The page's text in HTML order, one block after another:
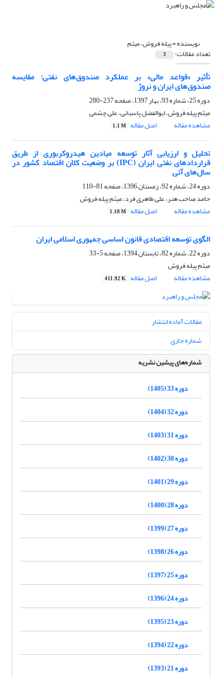
نویسنده =پیله فروش، میثم
تعداد مقالات: 3
تأثیر «قواعد مالی» بر عملکرد صندوق‌های نفتی: مقایسه
صندوق‌های ایران و نروژ
دوره 25، شماره 93، بهار 1397، صفحه
237-280
میثم پیله فروش، ابوالفضل پاسبانی، علی چشمی
مشاهده مقاله
اصل مقاله 1.1 M
تحلیل و ارزیابی آثار توسعه میادین هیدروکربوری از طریق
قراردادهای نفتی ایران (IPC) بر وضعیت کلان اقتصاد کشور در
سال‌های آتی
دوره 24، شماره 92، زمستان 1396، صفحه
81-110
حامد صاحب هنر، علی طاهری فرد، میثم پیله فروش
مشاهده مقاله
اصل مقاله 1.18 M
الگوی توسعه اقتصادی قانون اساسی جمهوری اسلامی ایران
دوره 22، شماره 82، تابستان 1394، صفحه
5-33
میثم پیله فروش
مشاهده مقاله
اصل مقاله 411.92 K
مقالات آماده انتشار
شماره جاری
شماره‌های پیشین نشریه
دوره 33 (1405)
دوره 32 (1404)
دوره 31 (1403)
دوره 30 (1402)
دوره 29 (1401)
دوره 28 (1400)
دوره 27 (1399)
دوره 26 (1398)
دوره 25 (1397)
دوره 24 (1396)
دوره 23 (1395)
دوره 22 (1394)
دوره 21 (1393)